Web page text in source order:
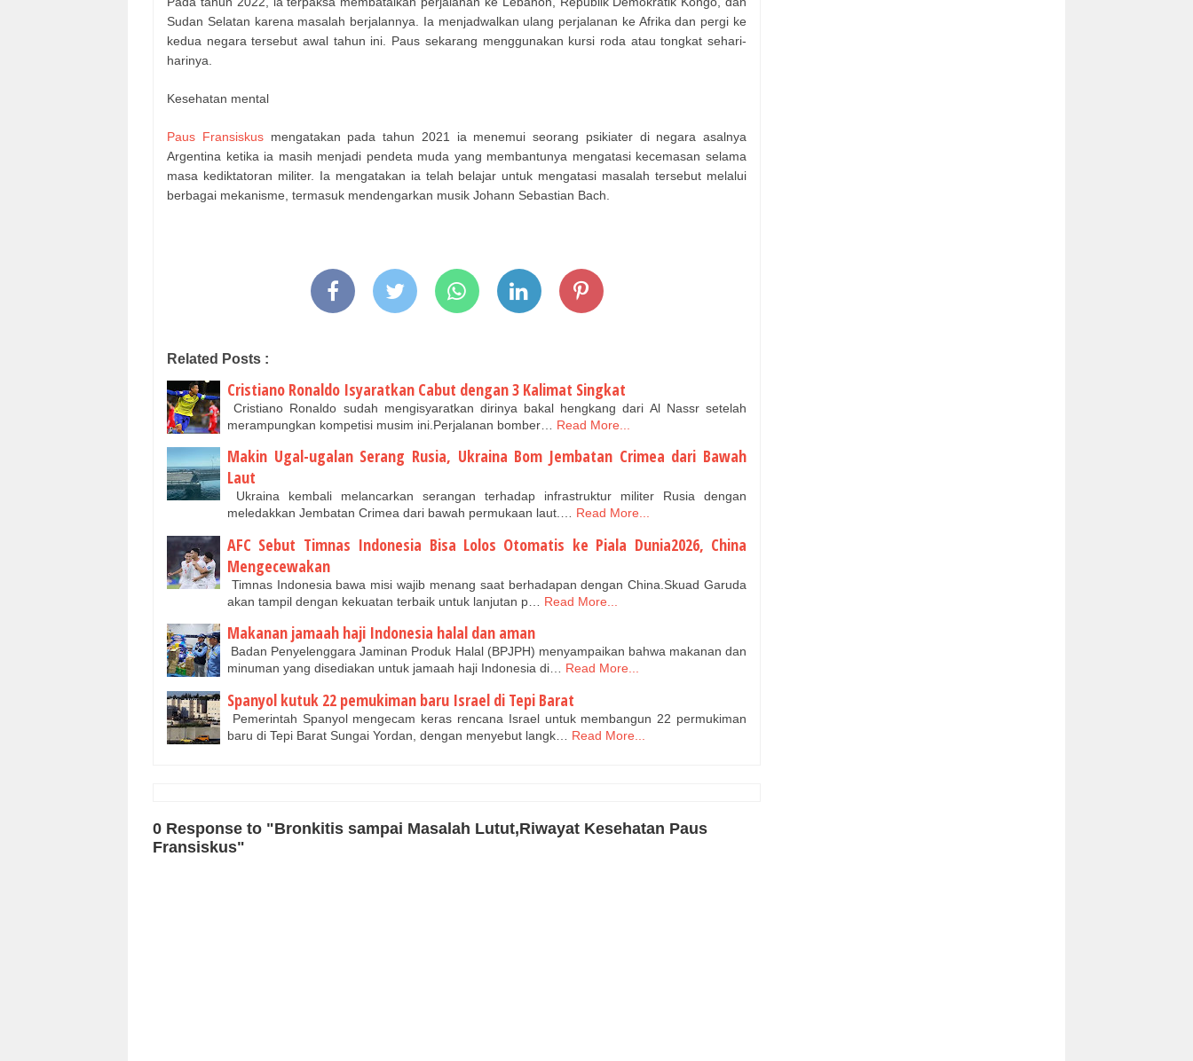
Sudan Selatan karena masalah berjalannya. Ia menjadwalkan ulang perjalanan ke Afrika dan pergi ke
kedua negara tersebut awal tahun ini. Paus sekarang menggunakan kursi roda atau tongkat sehari-
harinya.
Kesehatan mental
Paus Fransiskusmengatakan pada tahun 2021 ia menemui seorang psikiater di negara asalnya
Argentina ketika ia masih menjadi pendeta muda yang membantunya mengatasi kecemasan selama
masa kediktatoran militer. Ia mengatakan ia telah belajar untuk mengatasi masalah tersebut melalui
berbagai mekanisme, termasuk mendengarkan musik Johann Sebastian Bach.
Related Posts :
Cristiano Ronaldo Isyaratkan Cabut dengan 3 Kalimat Singkat
Cristiano Ronaldo sudah mengisyaratkan dirinya bakal hengkang dari Al Nassr setelah
merampungkan kompetisi musim ini.Perjalanan bomber…
Read More...
Makin Ugal-ugalan Serang Rusia, Ukraina Bom Jembatan Crimea dari Bawah
Laut
Ukraina kembali melancarkan serangan terhadap infrastruktur militer Rusia dengan
meledakkan Jembatan Crimea dari bawah permukaan laut.… Read More...
AFC Sebut Timnas Indonesia Bisa Lolos Otomatis ke Piala Dunia2026, China
Mengecewakan
Timnas Indonesia bawa misi wajib menang saat berhadapan dengan China.Skuad Garuda
akan tampil dengan kekuatan terbaik untuk lanjutan p…
Read More...
Makanan jamaah haji Indonesia halal dan aman
Badan Penyelenggara Jaminan Produk Halal (BPJPH) menyampaikan bahwa makanan dan
minuman yang disediakan untuk jamaah haji Indonesia di… Read More...
Spanyol kutuk 22 pemukiman baru Israel di Tepi Barat
Pemerintah Spanyol mengecam keras rencana Israel untuk membangun 22 permukiman
baru di Tepi Barat Sungai Yordan, dengan menyebut langk…
Read More...
0 Response to "Bronkitis sampai Masalah Lutut,Riwayat Kesehatan Paus
Fransiskus"